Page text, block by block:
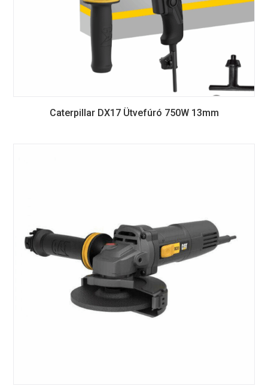
Caterpillar DX17 Ütvefúró 750W 13mm